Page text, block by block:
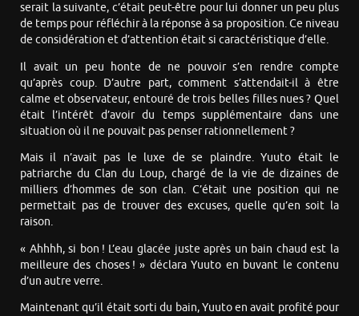
serait la suivante, c’était peut-être pour lui donner un peu plus
de temps pour réfléchir à la réponse à sa proposition. Ce niveau
de considération et d’attention était si caractéristique d’elle.
Il avait un peu honte de ne pouvoir s’en rendre compte
qu’après coup. D’autre part, comment s’attendait-il à être
calme et observateur, entouré de trois belles filles nues ? Quel
était l’intérêt d’avoir du temps supplémentaire dans une
situation où il ne pouvait pas penser rationnellement ?
Mais il n’avait pas le luxe de se plaindre. Yuuto était le
patriarche du Clan du Loup, chargé de la vie de dizaines de
milliers d’hommes de son clan. C’était une position qui ne
permettait pas de trouver des excuses, quelle qu’en soit la
raison.
« Ahhhh, si bon ! L’eau glacée juste après un bain chaud est la
meilleure des choses ! » déclara Yuuto en buvant le contenu
d’un autre verre.
Maintenant qu’il était sorti du bain, Yuuto en avait profité pour